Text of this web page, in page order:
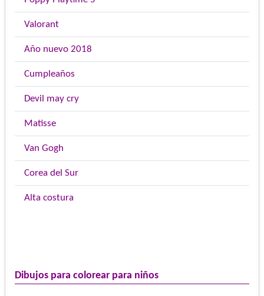
Valorant
Año nuevo 2018
Cumpleaños
Devil may cry
Matisse
Van Gogh
Corea del Sur
Alta costura
Dibujos para colorear para niños